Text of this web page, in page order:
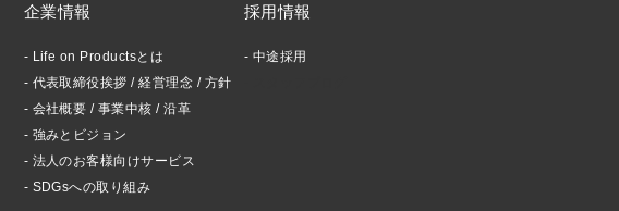
企業情報
Life on Productsとは
代表取締役挨拶 / 経営理念 / 方針
会社概要 / 事業中核 / 沿革
強みとビジョン
法人のお客様向けサービス
SDGsへの取り組み
採用情報
中途採用